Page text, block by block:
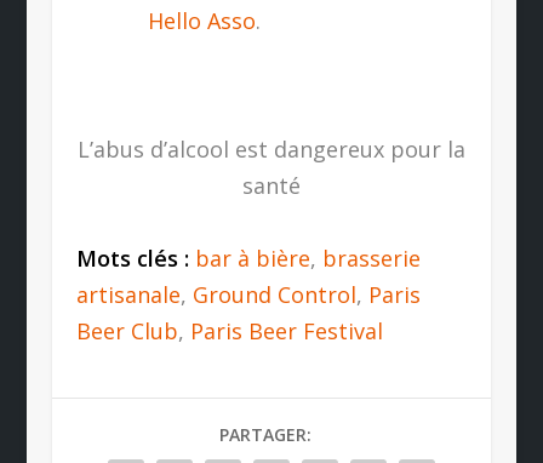
Hello Asso.
L’abus d’alcool est dangereux pour la
santé
Mots clés : bar à bière, brasserie
artisanale, Ground Control, Paris
Beer Club, Paris Beer Festival
PARTAGER: